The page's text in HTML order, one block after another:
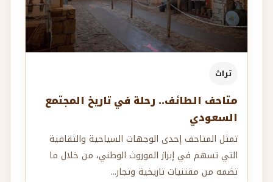
تراث
متاحف الطائف.. رحلة في تاريخ المجتمع
السعودي
تمثل المتاحف إحدى الوجهات السياحية والثقافية
التي تسهم في إبراز الموروث الوطني، من خلال ما
تضمه من مقتنيات تاريخية وتجار...